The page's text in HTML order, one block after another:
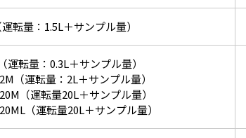
転量：1.5L＋サンプル量）
運転量：0.3L＋サンプル量）
（運転量：2L＋サンプル量）
（運転量20L＋サンプル量）
（運転量20L＋サンプル量）